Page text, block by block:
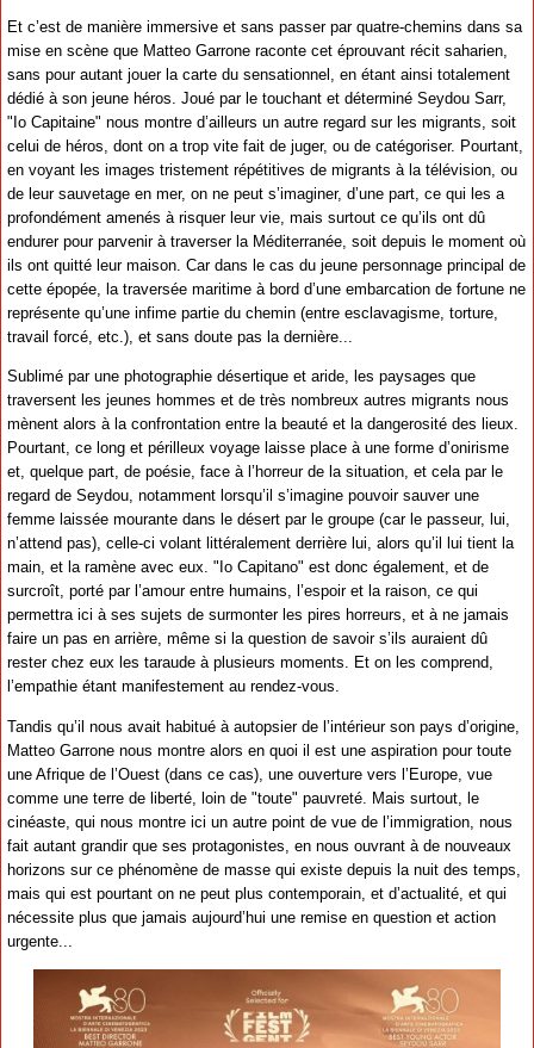
Et c’est de manière immersive et sans passer par quatre-chemins dans sa
mise en scène que Matteo Garrone raconte cet éprouvant récit saharien,
sans pour autant jouer la carte du sensationnel, en étant ainsi totalement
dédié à son jeune héros. Joué par le touchant et déterminé Seydou Sarr,
"Io Capitaine" nous montre d’ailleurs un autre regard sur les migrants, soit
celui de héros, dont on a trop vite fait de juger, ou de catégoriser. Pourtant,
en voyant les images tristement répétitives de migrants à la télévision, ou
de leur sauvetage en mer, on ne peut s’imaginer, d’une part, ce qui les a
profondément amenés à risquer leur vie, mais surtout ce qu’ils ont dû
endurer pour parvenir à traverser la Méditerranée, soit depuis le moment où
ils ont quitté leur maison. Car dans le cas du jeune personnage principal de
cette épopée, la traversée maritime à bord d’une embarcation de fortune ne
représente qu’une infime partie du chemin (entre esclavagisme, torture,
travail forcé, etc.), et sans doute pas la dernière...
Sublimé par une photographie désertique et aride, les paysages que
traversent les jeunes hommes et de très nombreux autres migrants nous
mènent alors à la confrontation entre la beauté et la dangerosité des lieux.
Pourtant, ce long et périlleux voyage laisse place à une forme d’onirisme
et, quelque part, de poésie, face à l’horreur de la situation, et cela par le
regard de Seydou, notamment lorsqu’il s’imagine pouvoir sauver une
femme laissée mourante dans le désert par le groupe (car le passeur, lui,
n’attend pas), celle-ci volant littéralement derrière lui, alors qu’il lui tient la
main, et la ramène avec eux. "Io Capitano" est donc également, et de
surcroît, porté par l’amour entre humains, l’espoir et la raison, ce qui
permettra ici à ses sujets de surmonter les pires horreurs, et à ne jamais
faire un pas en arrière, même si la question de savoir s’ils auraient dû
rester chez eux les taraude à plusieurs moments. Et on les comprend,
l’empathie étant manifestement au rendez-vous.
Tandis qu’il nous avait habitué à autopsier de l’intérieur son pays d’origine,
Matteo Garrone nous montre alors en quoi il est une aspiration pour toute
une Afrique de l’Ouest (dans ce cas), une ouverture vers l’Europe, vue
comme une terre de liberté, loin de "toute" pauvreté. Mais surtout, le
cinéaste, qui nous montre ici un autre point de vue de l’immigration, nous
fait autant grandir que ses protagonistes, en nous ouvrant à de nouveaux
horizons sur ce phénomène de masse qui existe depuis la nuit des temps,
mais qui est pourtant on ne peut plus contemporain, et d’actualité, et qui
nécessite plus que jamais aujourd’hui une remise en question et action
urgente...